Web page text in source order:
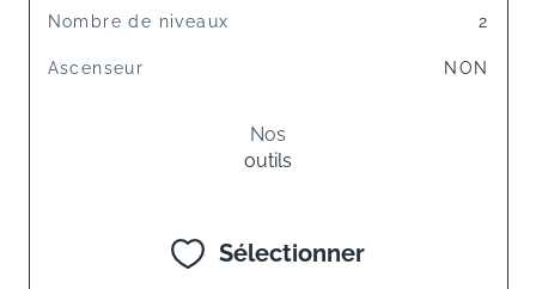
Nombre de niveaux 2
Ascenseur NON
Nos
outils
Sélectionner